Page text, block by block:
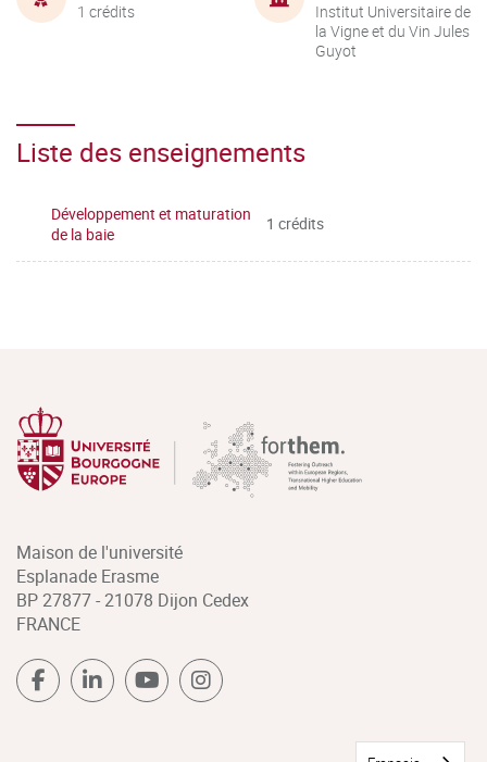
1 crédits
Institut Universitaire de
la Vigne et du Vin Jules
Guyot
Liste des enseignements
Développement et maturation
de la baie
1 crédits
Maison de l'université
Esplanade Erasme
BP 27877 - 21078 Dijon Cedex
FRANCE